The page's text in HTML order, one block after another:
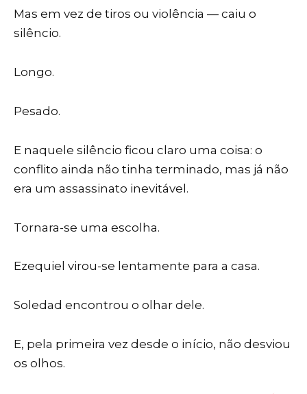
Mas em vez de tiros ou violência — caiu o
silêncio.
Longo.
Pesado.
E naquele silêncio ficou claro uma coisa: o
conflito ainda não tinha terminado, mas já não
era um assassinato inevitável.
Tornara-se uma escolha.
Ezequiel virou-se lentamente para a casa.
Soledad encontrou o olhar dele.
E, pela primeira vez desde o início, não desviou
os olhos.